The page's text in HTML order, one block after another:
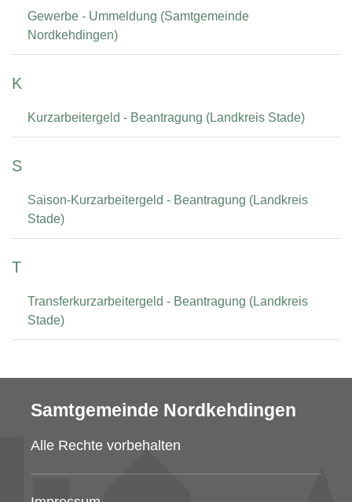
Gewerbe - Ummeldung (Samtgemeinde
Nordkehdingen)
K
Kurzarbeitergeld - Beantragung (Landkreis Stade)
S
Saison-Kurzarbeitergeld - Beantragung (Landkreis
Stade)
T
Transferkurzarbeitergeld - Beantragung (Landkreis
Stade)
Samtgemeinde Nordkehdingen
Alle Rechte vorbehalten